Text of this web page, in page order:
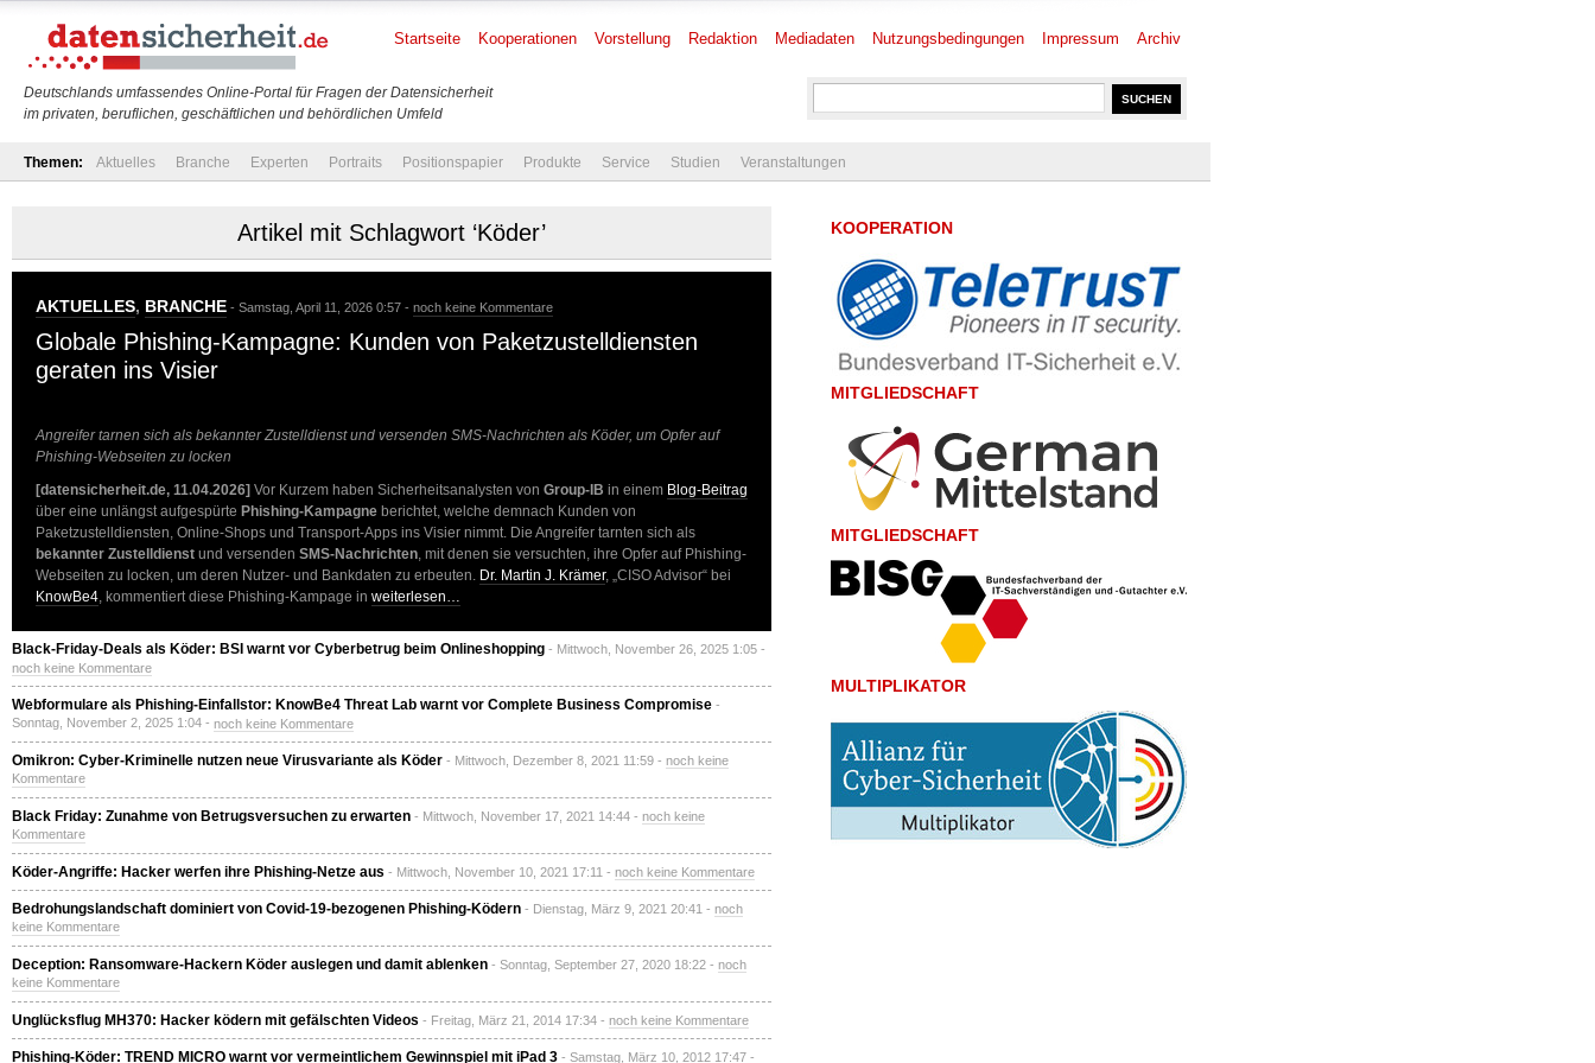
Deutschlands umfassendes Online-Portal für Fragen der Datensicherheit
im privaten, beruflichen, geschäftlichen und behördlichen Umfeld
Startseite Kooperationen Vorstellung Redaktion Mediadaten Nutzungsbedingungen Impressum Archiv
Themen: Aktuelles Branche Experten Portraits Positionspapier Produkte Service Studien Veranstaltungen
Artikel mit Schlagwort ‘Köder’
AKTUELLES, BRANCHE - Samstag, April 11, 2026 0:57 - noch keine Kommentare
Globale Phishing-Kampagne: Kunden von Paketzustelldiensten
geraten ins Visier
Angreifer tarnen sich als bekannter Zustelldienst und versenden SMS-Nachrichten als Köder, um Opfer auf
Phishing-Webseiten zu locken
[datensicherheit.de, 11.04.2026] Vor Kurzem haben Sicherheitsanalysten von Group-IB in einem Blog-Beitrag
über eine unlängst aufgespürte Phishing-Kampagne berichtet, welche demnach Kunden von
Paketzustelldiensten, Online-Shops und Transport-Apps ins Visier nimmt. Die Angreifer tarnten sich als
bekannter Zustelldienst und versenden SMS-Nachrichten, mit denen sie versuchten, ihre Opfer auf Phishing-
Webseiten zu locken, um deren Nutzer- und Bankdaten zu erbeuten. Dr. Martin J. Krämer, „CISO Advisor“ bei
KnowBe4, kommentiert diese Phishing-Kampage in weiterlesen…
Black-Friday-Deals als Köder: BSI warnt vor Cyberbetrug beim Onlineshopping - Mittwoch, November 26, 2025 1:05 -
noch keine Kommentare
Webformulare als Phishing-Einfallstor: KnowBe4 Threat Lab warnt vor Complete Business Compromise -
Sonntag, November 2, 2025 1:04 - noch keine Kommentare
Omikron: Cyber-Kriminelle nutzen neue Virusvariante als Köder - Mittwoch, Dezember 8, 2021 11:59 - noch keine
Kommentare
Black Friday: Zunahme von Betrugsversuchen zu erwarten - Mittwoch, November 17, 2021 14:44 - noch keine
Kommentare
Köder-Angriffe: Hacker werfen ihre Phishing-Netze aus - Mittwoch, November 10, 2021 17:11 - noch keine Kommentare
Bedrohungslandschaft dominiert von Covid-19-bezogenen Phishing-Ködern - Dienstag, März 9, 2021 20:41 - noch
keine Kommentare
Deception: Ransomware-Hackern Köder auslegen und damit ablenken - Sonntag, September 27, 2020 18:22 - noch
keine Kommentare
Unglücksflug MH370: Hacker ködern mit gefälschten Videos - Freitag, März 21, 2014 17:34 - noch keine Kommentare
Phishing-Köder: TREND MICRO warnt vor vermeintlichem Gewinnspiel mit iPad 3 - Samstag, März 10, 2012 17:47 -
KOOPERATION
MITGLIEDSCHAFT
MITGLIEDSCHAFT
MULTIPLIKATOR